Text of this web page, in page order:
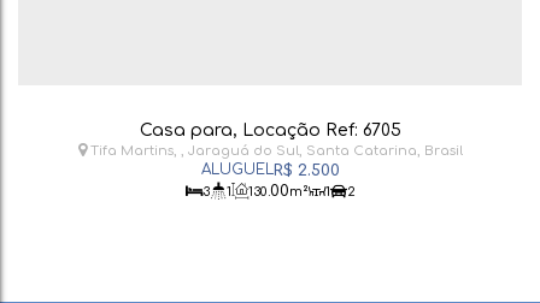
Casa para, Locação Ref: 6705
R$ 2.500
Tifa Martins , Jaraguá do Sul, Santa Catarina, Brasil
3 1 130 .00m² 1 2